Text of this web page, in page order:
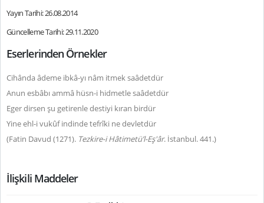
Yayın Tarihi: 26.08.2014
Güncelleme Tarihi: 29.11.2020
Eserlerinden Örnekler
Cihânda âdeme ibkâ-yı nâm itmek saâdetdür
Anun esbâbı ammâ hüsn-i hidmetle saâdetdür
Eger dirsen şu getirenle destiyi kıran birdür
Yine ehl-i vukûf indinde tefrîki ne devletdür
(Fatin Davud (1271). Tezkire-i Hâtimetü’l-Eş'âr. İstanbul. 441.)
İlişkili Maddeler